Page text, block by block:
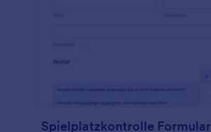
Spielplatzkontrolle Formular